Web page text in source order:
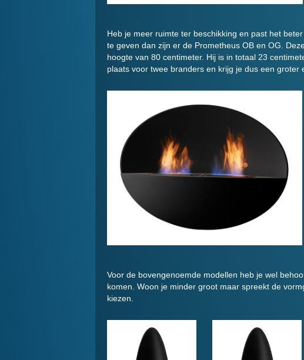
Heb je meer ruimte ter beschikking en past het
te geven dan zijn er de Prometheus OB en OG.
hoogte van 80 centimeter. Hij is in totaal 23
plaats voor twee branders en krijg je dus een groter
Voor de bovengenoemde modellen heb je wel
komen. Woon je minder groot maar spreekt de
kiezen.